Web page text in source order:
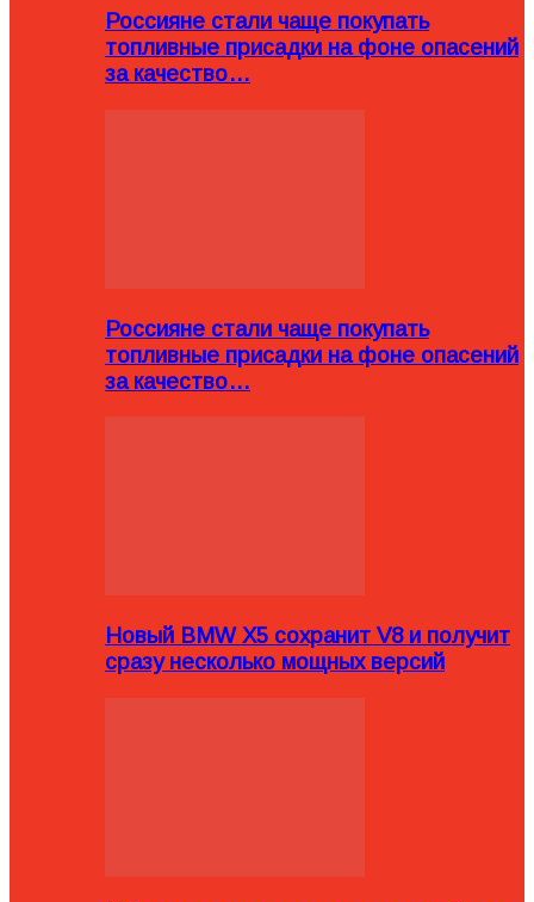
Россияне стали чаще покупать
топливные присадки на фоне опасений
за качество…
Россияне стали чаще покупать
топливные присадки на фоне опасений
за качество…
Новый BMW X5 сохранит V8 и получит
сразу несколько мощных версий